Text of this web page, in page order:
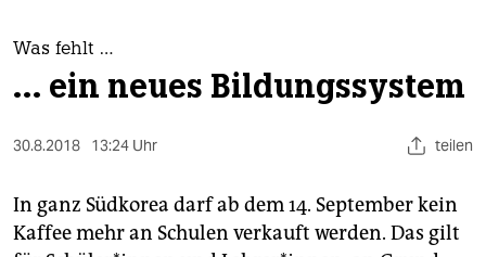
themen
politik
öko
gesellschaft
kultur
Was fehlt …
… ein neues Bildungssystem
30.8.2018 13:24 Uhr teilen
In ganz Südkorea darf ab dem 14. September kein
Kaffee mehr an Schulen verkauft werden. Das gilt